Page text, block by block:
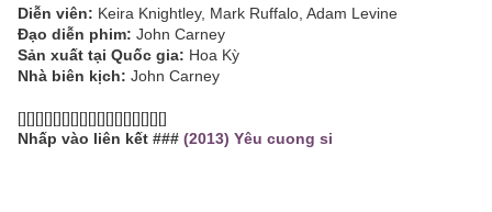
Diễn viên: Keira Knightley, Mark Ruffalo, Adam Levine
Đạo diễn phim: John Carney
Sản xuất tại Quốc gia: Hoa Kỳ
Nhà biên kịch: John Carney
[][][][][][][][][][][][][][][][][]
Nhấp vào liên kết ### (2013) Yêu cuong si